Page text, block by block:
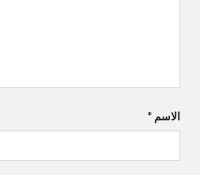
الاسم *